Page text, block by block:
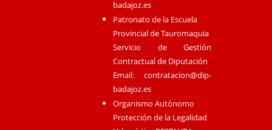
badajoz.es
Patronato de la Escuela
Provincial de Tauromaquia
Servicio de Gestión
Contractual de Diputación
Email:contratacion@dip-
badajoz.es
Organismo Autónomo
Protección de la Legalidad